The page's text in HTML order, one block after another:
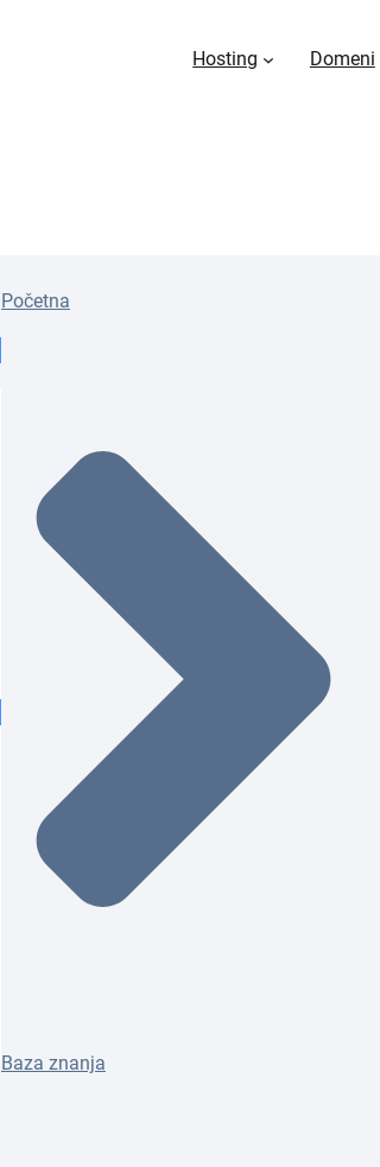
Hosting Domeni
Početna
Baza znanja